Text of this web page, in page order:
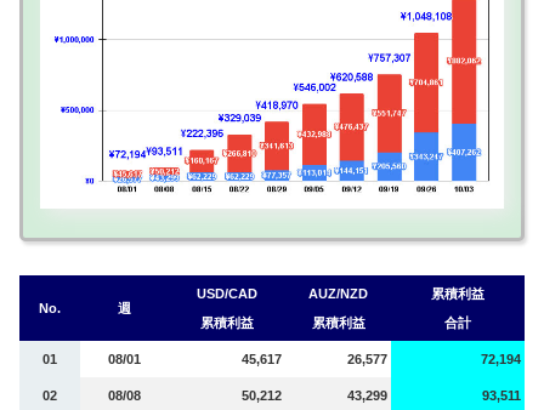
No. 週
USD/CAD
累積利益
AUZ/NZD
累積利益
累積利益
合計
01 08/01 45,617 26,577 72,194
02 08/08 50,212 43,299 93,511